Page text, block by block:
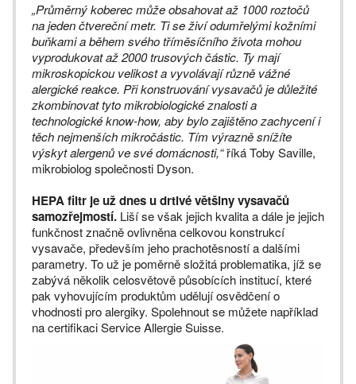
„Průměrný koberec může obsahovat až 1000 roztočů
na jeden čtvereční metr. Ti se živí odumřelými kožními
buňkami a během svého tříměsíčního života mohou
vyprodukovat až 2000 trusových částic. Ty mají
mikroskopickou velikost a vyvolávají různě vážné
alergické reakce. Při konstruování vysavačů je důležité
zkombinovat tyto mikrobiologické znalosti a
technologické know-how, aby bylo zajištěno zachycení i
těch nejmenších mikročástic. Tím výrazně snížíte
výskyt alergenů ve své domácnosti,“říká Toby Saville,
mikrobiolog společnosti Dyson.
HEPA filtr je už dnes u drtivé většiny vysavačů
samozřejmostí. Liší se však jejich kvalita a dále je jejich
funkčnost značně ovlivněna celkovou konstrukcí
vysavače, především jeho prachotěsností a dalšími
parametry. To už je poměrně složitá problematika, jíž se
zabývá několik celosvětově působících institucí, které
pak vyhovujícím produktům udělují osvědčení o
vhodnosti pro alergiky. Spolehnout se můžete například
na certifikaci Service Allergie Suisse.